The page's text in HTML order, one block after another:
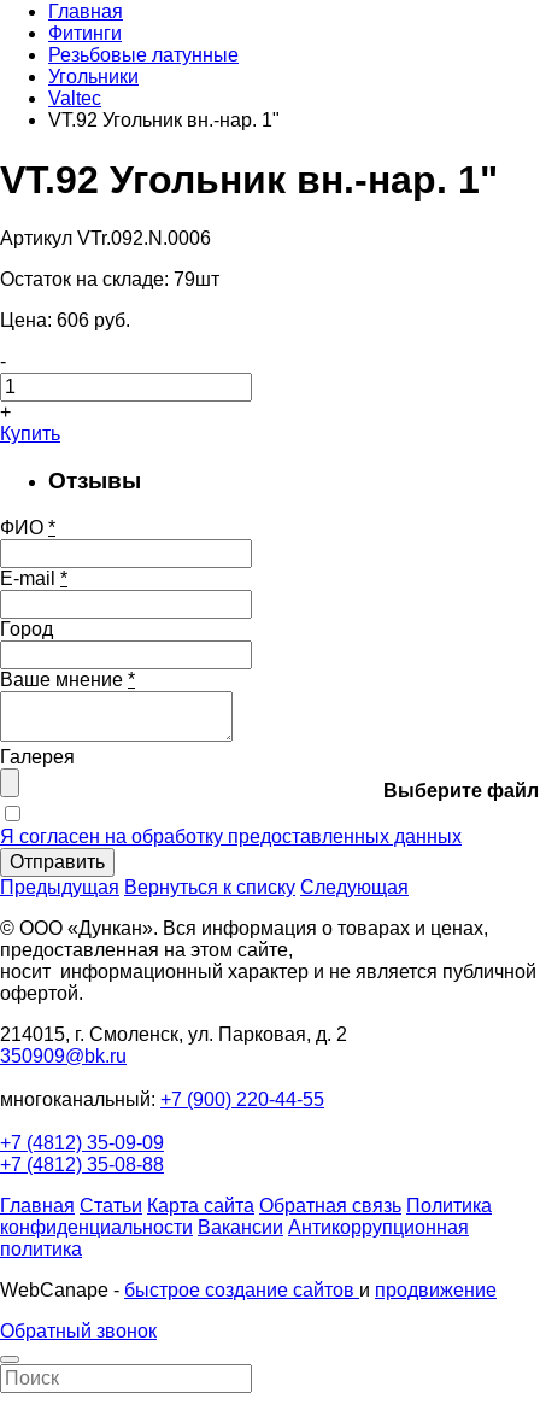
Главная
Фитинги
Резьбовые латунные
Угольники
Valtec
VT.92 Угольник вн.-нар. 1"
VT.92 Угольник вн.-нар. 1"
Артикул VTr.092.N.0006
Остаток на складе: 79шт
Цена: 606 pуб.
-
+
Купить
Отзывы
ФИО *
E-mail *
Город
Ваше мнение *
Галерея
Выберите файл
Я согласен на обработку предоставленных данных
Отправить
Предыдущая Вернуться к списку Следующая
© ООО «Дункан». Вся информация о товарах и ценах,
предоставленная на этом сайте,
носит информационный характер и не является публичной
офертой.
214015, г. Смоленск, ул. Парковая, д. 2
350909@bk.ru
многоканальный: +7 (900) 220-44-55
+7 (4812) 35-09-09
+7 (4812) 35-08-88
Главная Статьи Карта сайта Обратная связь Политика
конфиденциальности Вакансии Антикоррупционная
политика
WebCanape - быстрое создание сайтов и продвижение
Обратный звонок